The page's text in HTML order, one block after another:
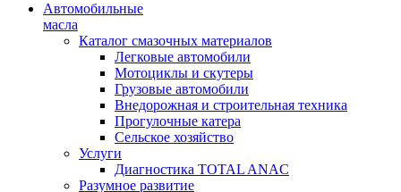
Автомобильные
масла
Каталог смазочных материалов
Легковые автомобили
Мотоциклы и скутеры
Грузовые автомобили
Внедорожная и строительная техника
Прогулочные катера
Сельское хозяйство
Услуги
Диагностика TOTAL ANAC
Разумное развитие